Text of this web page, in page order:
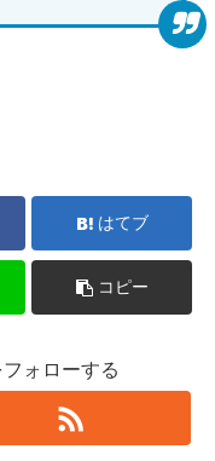
はてブ
コピー
ォローする